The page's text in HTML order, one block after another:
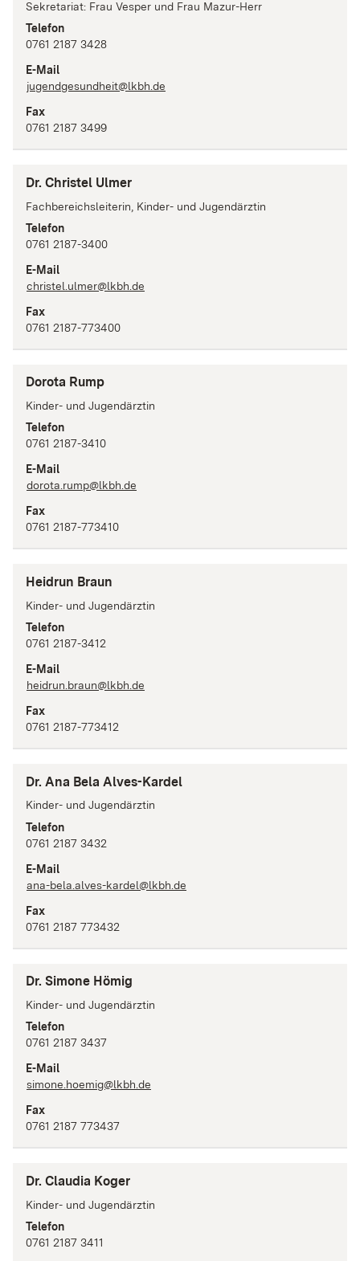
Sekretariat: Frau Vesper und Frau Mazur-Herr
Telefon
0761 2187 3428
E-Mail
jugendgesundheit@lkbh.de
Fax
0761 2187 3499
Dr. Christel Ulmer
Fachbereichsleiterin, Kinder- und Jugendärztin
Telefon
0761 2187-3400
E-Mail
christel.ulmer@lkbh.de
Fax
0761 2187-773400
Dorota Rump
Kinder- und Jugendärztin
Telefon
0761 2187-3410
E-Mail
dorota.rump@lkbh.de
Fax
0761 2187-773410
Heidrun Braun
Kinder- und Jugendärztin
Telefon
0761 2187-3412
E-Mail
heidrun.braun@lkbh.de
Fax
0761 2187-773412
Dr. Ana Bela Alves-Kardel
Kinder- und Jugendärztin
Telefon
0761 2187 3432
E-Mail
ana-bela.alves-kardel@lkbh.de
Fax
0761 2187 773432
Dr. Simone Hömig
Kinder- und Jugendärztin
Telefon
0761 2187 3437
E-Mail
simone.hoemig@lkbh.de
Fax
0761 2187 773437
Dr. Claudia Koger
Kinder- und Jugendärztin
Telefon
0761 2187 3411